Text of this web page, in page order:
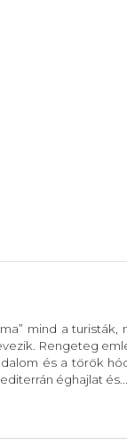
mind a
Rengeteg
és a török
éghajlat